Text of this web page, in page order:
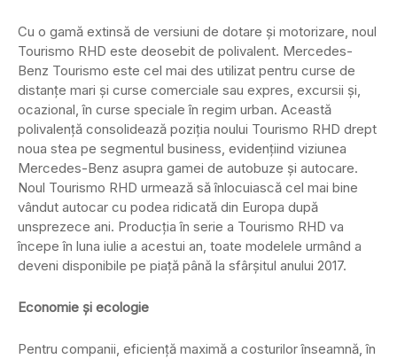
Cu o gamă extinsă de versiuni de dotare și motorizare, noul
Tourismo RHD este deosebit de polivalent. Mercedes-
Benz Tourismo este cel mai des utilizat pentru curse de
distanțe mari și curse comerciale sau expres, excursii și,
ocazional, în curse speciale în regim urban. Această
polivalență consolidează poziția noului Tourismo RHD drept
noua stea pe segmentul business, evidențiind viziunea
Mercedes-Benz asupra gamei de autobuze și autocare.
Noul Tourismo RHD urmează să înlocuiască cel mai bine
vândut autocar cu podea ridicată din Europa după
unsprezece ani. Producția în serie a Tourismo RHD va
începe în luna iulie a acestui an, toate modelele urmând a
deveni disponibile pe piață până la sfârșitul anului 2017.
Economie și ecologie
Pentru companii, eficiență maximă a costurilor înseamnă, în